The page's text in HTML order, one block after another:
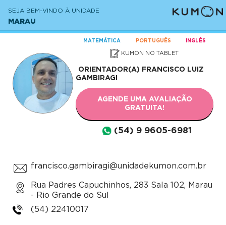
SEJA BEM-VINDO À UNIDADE
MARAU
MATEMÁTICA PORTUGUÊS INGLÊS
KUMON NO TABLET
ORIENTADOR(A) FRANCISCO LUIZ
GAMBIRAGI
AGENDE UMA AVALIAÇÃO
GRATUITA!
(54) 9 9605-6981
francisco.gambiragi@unidadekumon.com.br
Rua Padres Capuchinhos, 283 Sala 102, Marau
- Rio Grande do Sul
(54) 22410017